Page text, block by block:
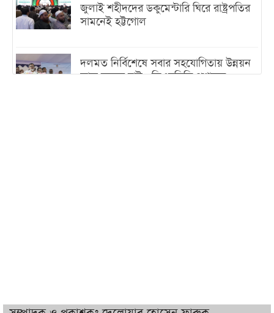
জুলাই শহীদদের ডকুমেন্টারি ঘিরে রাষ্ট্রপতির
সামনেই হট্টগোল
দলমত নির্বিশেষে সবার সহযোগিতায় উন্নয়ন
কাজ করতে চাই : ডিএনসিসি প্রশাসক